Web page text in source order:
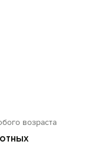
возраста